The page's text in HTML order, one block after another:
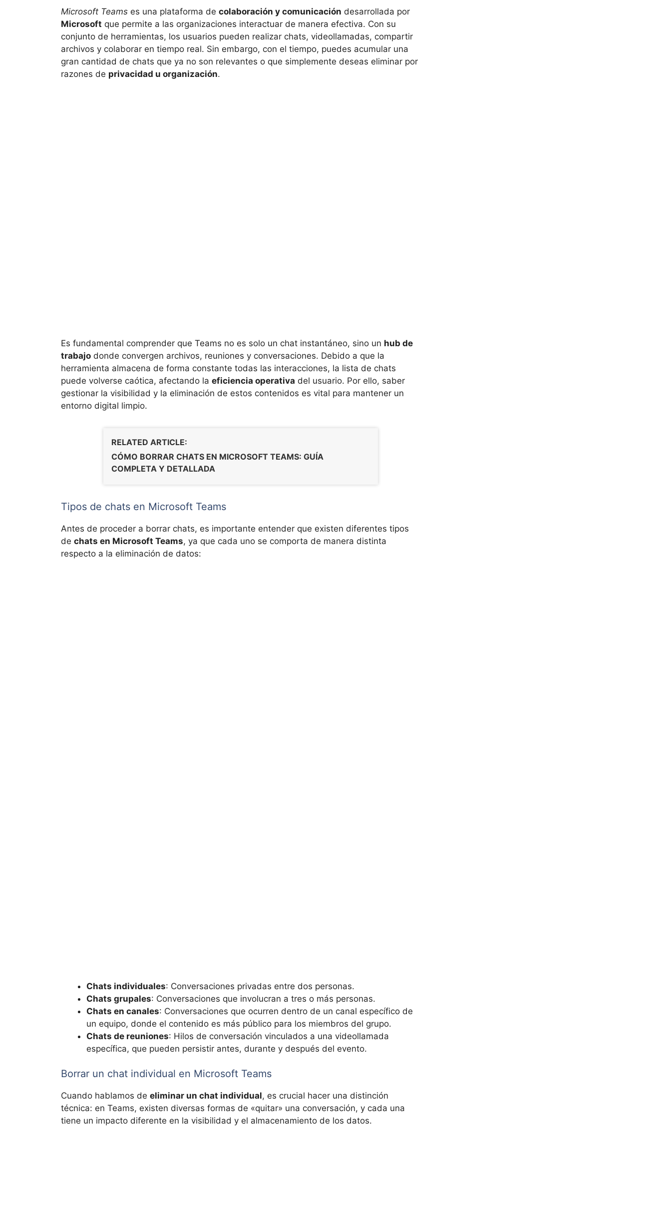
Microsoft Teams es una plataforma de colaboración y comunicación desarrollada por
Microsoft que permite a las organizaciones interactuar de manera efectiva. Con su
conjunto de herramientas, los usuarios pueden realizar chats, videollamadas, compartir
archivos y colaborar en tiempo real. Sin embargo, con el tiempo, puedes acumular una
gran cantidad de chats que ya no son relevantes o que simplemente deseas eliminar por
razones de privacidad u organización.
Es fundamental comprender que Teams no es solo un chat instantáneo, sino un hub de
trabajo donde convergen archivos, reuniones y conversaciones. Debido a que la
herramienta almacena de forma constante todas las interacciones, la lista de chats
puede volverse caótica, afectando la eficiencia operativa del usuario. Por ello, saber
gestionar la visibilidad y la eliminación de estos contenidos es vital para mantener un
entorno digital limpio.
RELATED ARTICLE:
CÓMO BORRAR CHATS EN MICROSOFT TEAMS: GUÍA
COMPLETA Y DETALLADA
Tipos de chats en Microsoft Teams
Antes de proceder a borrar chats, es importante entender que existen diferentes tipos
de chats en Microsoft Teams, ya que cada uno se comporta de manera distinta
respecto a la eliminación de datos:
Chats individuales: Conversaciones privadas entre dos personas.
Chats grupales: Conversaciones que involucran a tres o más personas.
Chats en canales: Conversaciones que ocurren dentro de un canal específico de
un equipo, donde el contenido es más público para los miembros del grupo.
Chats de reuniones: Hilos de conversación vinculados a una videollamada
específica, que pueden persistir antes, durante y después del evento.
Borrar un chat individual en Microsoft Teams
Cuando hablamos de eliminar un chat individual, es crucial hacer una distinción
técnica: en Teams, existen diversas formas de «quitar» una conversación, y cada una
tiene un impacto diferente en la visibilidad y el almacenamiento de los datos.